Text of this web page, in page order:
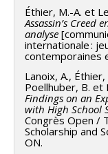
Éthier, M.-A. et
Assassin’s Creed
analyse
internationale :
contemporaines
Lanoix, A.,
Poellhuber, B. et
Findings on an
with High School
Congrès Open /
Scholarship and
ON.